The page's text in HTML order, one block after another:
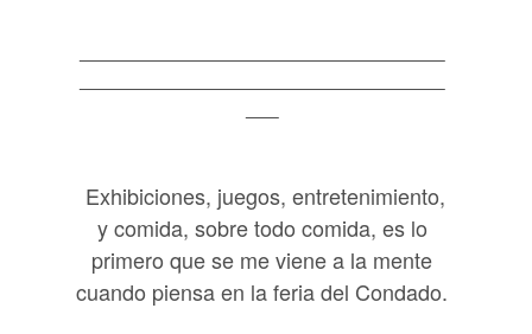
Exhibiciones, juegos, entretenimiento,
y comida, sobre todo comida, es lo
primero que se me viene a la mente
cuando piensa en la feria del Condado.